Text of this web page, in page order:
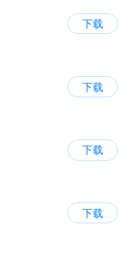
下载
下载
下载
下载